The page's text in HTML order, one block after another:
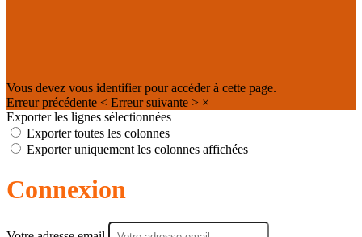
Vous devez vous identifier pour accéder à cette page.
Erreur précédente < Erreur suivante > ×
Exporter les lignes sélectionnées
Exporter toutes les colonnes
Exporter uniquement les colonnes affichées
Connexion